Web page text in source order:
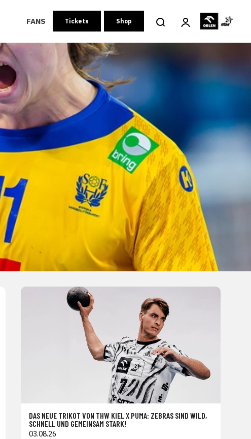
FANS Tickets Shop
DAS NEUE TRIKOT VON THW KIEL X PUMA: ZEBRAS SIND WILD,
SCHNELL UND GEMEINSAM STARK!
03.08.26